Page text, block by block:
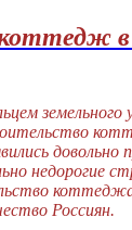
земельного
довольно
недорогие
Россиян.